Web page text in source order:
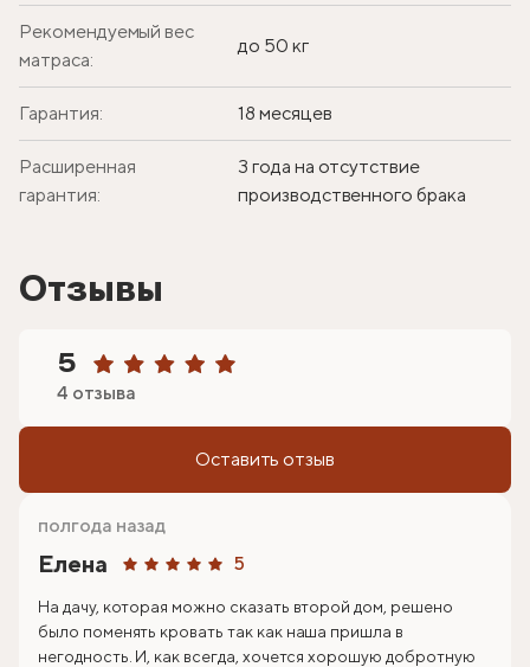
Рекомендуемый вес
матраса:
до 50 кг
Гарантия: 18 месяцев
Расширенная
гарантия:
3 года на отсутствие
производственного брака
Отзывы
5
4 отзыва
Оставить отзыв
Елена 5
полгода назад
На дачу, которая можно сказать второй дом, решено
было поменять кровать так как наша пришла в
негодность. И, как всегда, хочется хорошую добротную